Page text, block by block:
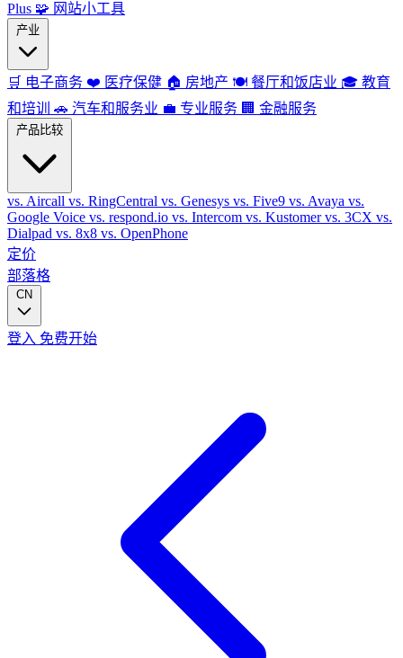
Plus 🧩 网站小工具
产业
🛒 电子商务 ❤️ 医疗保健 🏠 房地产 🍽️ 餐厅和饭店业 🎓 教育
和培训
🚗 汽车和服务业 💼 专业服务 🏢 金融服务
产品比较
vs. Aircall vs. RingCentral vs. Genesys vs. Five9 vs. Avaya vs.
Google Voice vs. respond.io vs. Intercom vs. Kustomervs. 3CX vs.
Dialpad vs. 8x8 vs. OpenPhone
定价
部落格
CN
登入 免费开始